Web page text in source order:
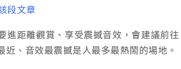
段文章
進距離觀賞、享受震撼音效，會建議前往
、音效最震撼是人最多最熱鬧的場地。